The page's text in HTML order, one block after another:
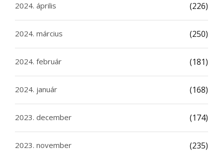
2024. április (226)
2024. március (250)
2024. február (181)
2024. január (168)
2023. december (174)
2023. november (235)